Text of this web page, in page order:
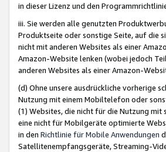
in dieser Lizenz und den
iii. Sie werden alle genutzten
Produktseite oder sonstige Seite, auf die
nicht mit anderen Websites als einer
Amazon-Website lenken (wobei jedoch
anderen Websites als einer Amazon-
(d) Ohne unsere ausdrückliche vorherige
Nutzung mit einem Mobiltelefon oder
(1) Websites, die nicht für die Nutzung mit
eine nicht für Mobilgeräte optimierte
in den Richtlinie für Mobile Anwendungen
Satellitenempfangsgeräte, Streaming-